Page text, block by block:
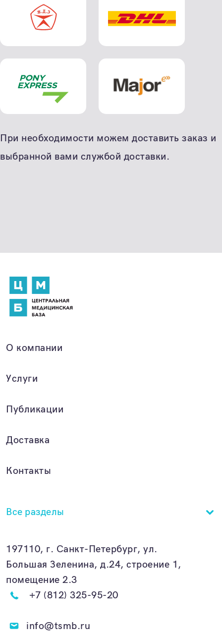
При необходимости можем доставить заказ и
выбранной вами службой доставки.
О компании
Услуги
Публикации
Доставка
Контакты
Все разделы
197110, г. Санкт-Петербург, ул.
Большая Зеленина, д.24, строение 1,
помещение 2.3
+7 (812) 325-95-20
info@tsmb.ru